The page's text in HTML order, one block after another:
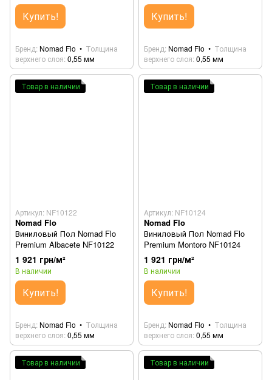
Купить!
Бренд Nomad Flo
Толщина
верхнего слоя 0,55 мм
Купить!
Бренд Nomad Flo
Толщина
верхнего слоя 0,55 мм
Товар в наличии
Артикул: NF10122
Nomad Flo
Виниловый Пол Nomad Flo
Premium Albacete NF10122
1 921 грн/м²
В наличии
Купить!
Бренд Nomad Flo
Толщина
верхнего слоя 0,55 мм
Товар в наличии
Артикул: NF10124
Nomad Flo
Виниловый Пол Nomad Flo
Premium Montoro NF10124
1 921 грн/м²
В наличии
Купить!
Бренд Nomad Flo
Толщина
верхнего слоя 0,55 мм
Товар в наличии Товар в наличии